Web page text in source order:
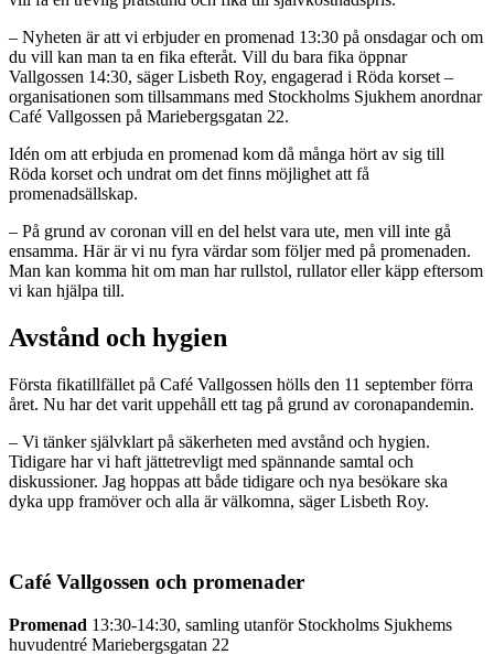
– Nyheten är att vi erbjuder en promenad 13:30 på onsdagar och om
du vill kan man ta en fika efteråt. Vill du bara fika öppnar
Vallgossen 14:30, säger Lisbeth Roy, engagerad i Röda korset –
organisationen som tillsammans med Stockholms Sjukhem anordnar
Café Vallgossen på Mariebergsgatan 22.
Idén om att erbjuda en promenad kom då många hört av sig till
Röda korset och undrat om det finns möjlighet att få
promenadsällskap.
– På grund av coronan vill en del helst vara ute, men vill inte gå
ensamma. Här är vi nu fyra värdar som följer med på promenaden.
Man kan komma hit om man har rullstol, rullator eller käpp eftersom
vi kan hjälpa till.
Avstånd och hygien
Första fikatillfället på Café Vallgossen hölls den 11 september förra
året. Nu har det varit uppehåll ett tag på grund av coronapandemin.
– Vi tänker självklart på säkerheten med avstånd och hygien.
Tidigare har vi haft jättetrevligt med spännande samtal och
diskussioner. Jag hoppas att både tidigare och nya besökare ska
dyka upp framöver och alla är välkomna, säger Lisbeth Roy.
Café Vallgossen och promenader
Promenad 13:30-14:30, samling utanför Stockholms Sjukhems
huvudentré Mariebergsgatan 22